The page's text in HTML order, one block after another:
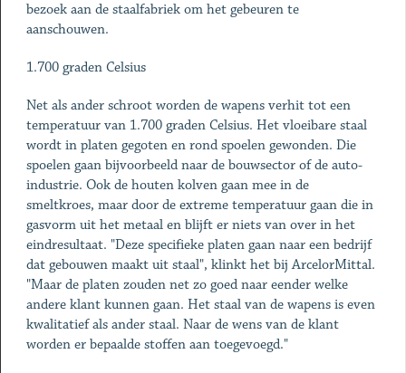
bezoek aan de staalfabriek om het gebeuren te
aanschouwen.
1.700 graden Celsius
Net als ander schroot worden de wapens verhit tot een
temperatuur van 1.700 graden Celsius. Het vloeibare staal
wordt in platen gegoten en rond spoelen gewonden. Die
spoelen gaan bijvoorbeeld naar de bouwsector of de auto-
industrie. Ook de houten kolven gaan mee in de
smeltkroes, maar door de extreme temperatuur gaan die in
gasvorm uit het metaal en blijft er niets van over in het
eindresultaat. "Deze specifieke platen gaan naar een bedrijf
dat gebouwen maakt uit staal", klinkt het bij ArcelorMittal.
"Maar de platen zouden net zo goed naar eender welke
andere klant kunnen gaan. Het staal van de wapens is even
kwalitatief als ander staal. Naar de wens van de klant
worden er bepaalde stoffen aan toegevoegd."